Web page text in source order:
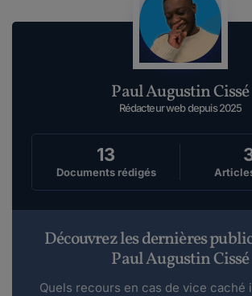
Paul Augustin Cissé
Rédacteur web depuis 2025
13
Documents rédigés
Découvrez les dernières
Paul Augustin Cissé
Quels recours en cas de vice caché